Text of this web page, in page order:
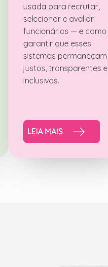
usada para recrutar,
selecionar e avaliar
funcionários — e como
garantir que esses
sistemas permaneçam
justos, transparentes e
inclusivos.
LEIA MAIS